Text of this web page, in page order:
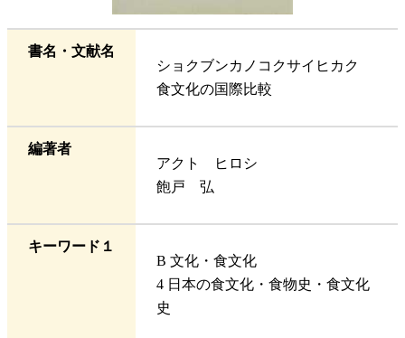
書名・文献名
ショクブンカノコクサイヒカク
食文化の国際比較
編著者
アクト ヒロシ
飽戸 弘
キーワード１
B 文化・食文化
4 日本の食文化・食物史・食文化
史